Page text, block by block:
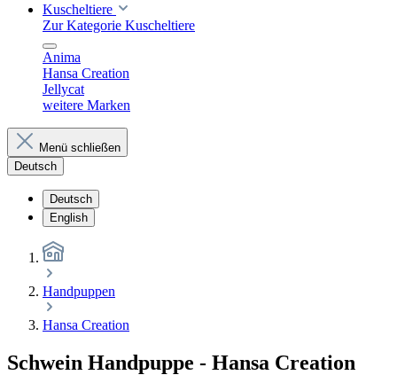
Kuscheltiere
Zur Kategorie Kuscheltiere
Anima
Hansa Creation
Jellycat
weitere Marken
Menü schließen
Deutsch
Deutsch
English
Handpuppen
Hansa Creation
Schwein Handpuppe - Hansa Creation